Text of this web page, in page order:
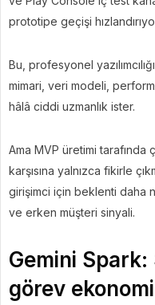
prototipe geçişi
Bu, profesyonel
mimari, veri modeli,
hâlâ ciddi uzmanlık ister.
Ama MVP üretimi tarafında
karşısına yalnızca fikirle
girişimci için beklenti daha
ve erken müşteri sinyali.
Gemini
görev